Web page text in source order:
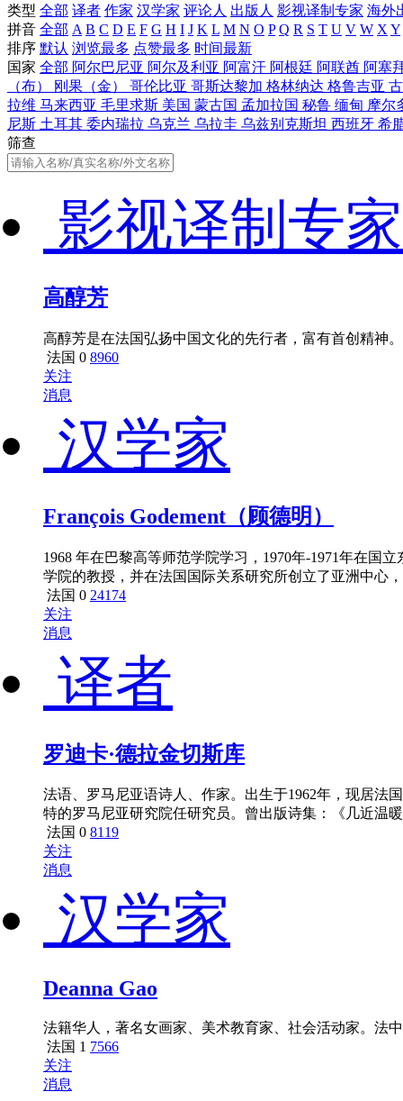
类型 全部 译者 作家 汉学家 评论人 出版人 影视译制专家 海外
拼音 全部 A B C D E F G H I J K L M N O P Q R S T U V W X Y
排序 默认 浏览最多 点赞最多 时间最新
国家 全部 阿尔巴尼亚 阿尔及利亚 阿富汗 阿根廷 阿联酋 阿塞
（布）
刚果（金） 哥伦比亚 哥斯达黎加 格林纳达 格鲁吉亚
拉维 马来西亚 毛里求斯 美国 蒙古国 孟加拉国 秘鲁 缅甸 摩尔
尼斯 土耳其 委内瑞拉 乌克兰 乌拉圭 乌兹别克斯坦 西班牙 希
筛查
影视译制专家
高醇芳
高醇芳是在法国弘扬中国文化的先行者，富有首创精神
法国 0 8960
关注
消息
汉学家
François Godement（顾德明）
1968 年在巴黎高等师范学院学习，1970年-1971年在国
学院的教授，并在法国国际关系研究所创立了亚洲中心
法国 0 24174
关注
消息
译者
罗迪卡·德拉金切斯库
法语、罗马尼亚语诗人、作家。出生于1962年，现居法
特的罗马尼亚研究院任研究员。曾出版诗集：《几近温
侈品》。出版小说《一个穿衣服的男人和一个如她所是
法国 0 8119
关注
消息
汉学家
Deanna Gao
法籍华人，著名女画家、美术教育家、社会活动家。法
法国 1 7566
关注
消息